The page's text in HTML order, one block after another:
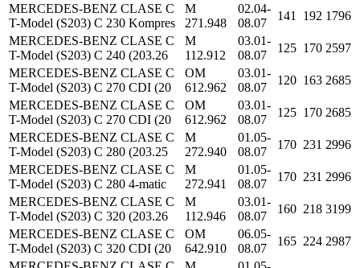
MERCEDES-BENZ CLASE C
T-Model (S203) C 230 Kompres
M
271.948
02.04-
08.07
141 192 1796
MERCEDES-BENZ CLASE C
T-Model (S203) C 240 (203.26
M
112.912
03.01-
08.07
125 170 2597
MERCEDES-BENZ CLASE C
T-Model (S203) C 270 CDI (20
OM
612.962
03.01-
08.07
120 163 2685
MERCEDES-BENZ CLASE C
T-Model (S203) C 270 CDI (20
OM
612.962
03.01-
08.07
125 170 2685
MERCEDES-BENZ CLASE C
T-Model (S203) C 280 (203.25
M
272.940
01.05-
08.07
170 231 2996
MERCEDES-BENZ CLASE C
T-Model (S203) C 280 4-matic
M
272.941
01.05-
08.07
170 231 2996
MERCEDES-BENZ CLASE C
T-Model (S203) C 320 (203.26
M
112.946
03.01-
08.07
160 218 3199
MERCEDES-BENZ CLASE C
T-Model (S203) C 320 CDI (20
OM
642.910
06.05-
08.07
165 224 2987